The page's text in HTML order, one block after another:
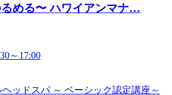
める〜 ハワイアンマナ…
～17:00